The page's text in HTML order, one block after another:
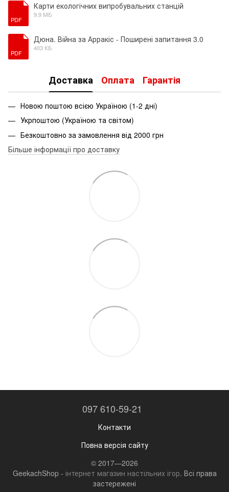
PDF
Карти екологічних випробувальних станцій
9.9 МБ
PDF
Дюна. Війна за Арракіс - Поширені запитання 3.0
403 КБ
Доставка Оплата Гарантія
Новою поштою всією Україною (1-2 дні)
Укрпоштою (Україною та світом)
Безкоштовно за замовлення від 2000 грн
Більше інформації про доставку
097 610-59-21
Контакти
Повна версія сайту
© 2017—2026
GeekachShop - інтернет магазин настільних ігор. Всі права
застережені